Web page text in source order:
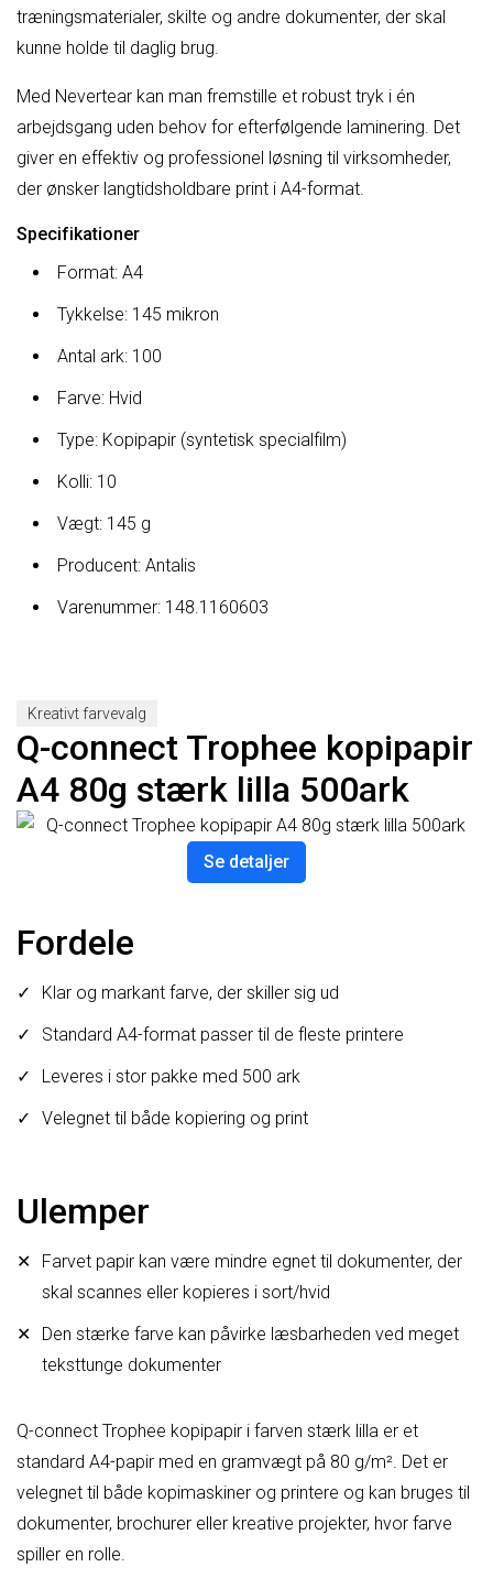
træningsmaterialer, skilte og andre dokumenter, der skal
kunne holde til daglig brug.
Med Nevertear kan man fremstille et robust tryk i én
arbejdsgang uden behov for efterfølgende laminering. Det
giver en effektiv og professionel løsning til virksomheder,
der ønsker langtidsholdbare print i A4-format.
Specifikationer
Format: A4
Tykkelse: 145 mikron
Antal ark: 100
Farve: Hvid
Type: Kopipapir (syntetisk specialfilm)
Kolli: 10
Vægt: 145 g
Producent: Antalis
Varenummer: 148.1160603
Kreativt farvevalg
Q-connect Trophee kopipapir
A4 80g stærk lilla 500ark
Q-connect Trophee kopipapir i farven stærk lilla er et
standard A4-papir med en gramvægt på 80 g/m². Det er
velegnet til både kopimaskiner og printere og kan bruges til
dokumenter, brochurer eller kreative projekter, hvor farve
spiller en rolle.
Fordele
Klar og markant farve, der skiller sig ud
Standard A4-format passer til de fleste printere
Leveres i stor pakke med 500 ark
Velegnet til både kopiering og print
Ulemper
Farvet papir kan være mindre egnet til dokumenter, der
skal scannes eller kopieres i sort/hvid
Den stærke farve kan påvirke læsbarheden ved meget
teksttunge dokumenter
Se detaljer